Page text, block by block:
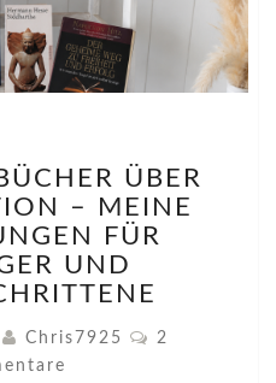
BESTEN
BÜCHER
ÜBER
MANIFESTATION
–
EMPFEHLUNGEN
FÜR
ÜBER
– MEINE
FÜR
UND
Chris7925 Kommentare
2